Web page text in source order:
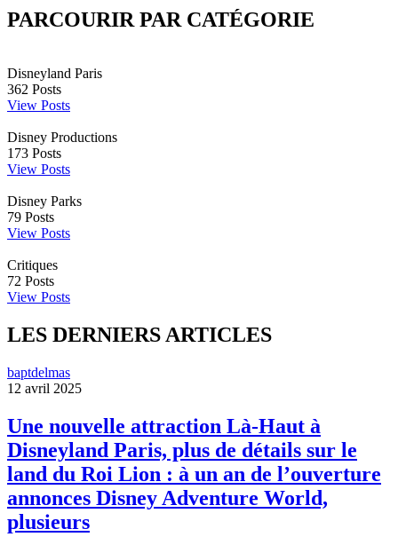
PARCOURIR PAR CATÉGORIE
Disneyland Paris
362 Posts
View Posts
Disney Productions
173 Posts
View Posts
Disney Parks
79 Posts
View Posts
Critiques
72 Posts
View Posts
LES DERNIERS ARTICLES
baptdelmas
12 avril 2025
Une nouvelle attraction Là-Haut à
Disneyland Paris, plus de détails sur le
land du Roi Lion : à un an de l’ouverture
annonces Disney Adventure World,
plusieurs